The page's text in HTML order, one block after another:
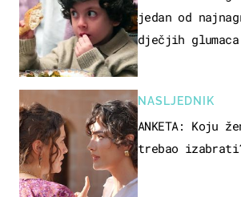
jedan od
dječjih glumaca
NASLJEDNIK
ANKETA: Koju
trebao